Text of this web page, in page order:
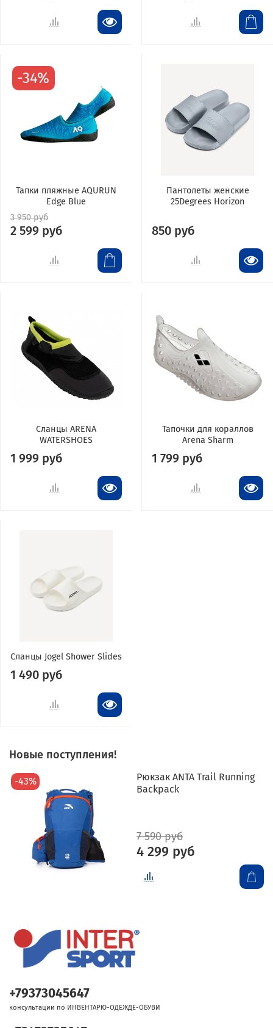
-34%
Тапки пляжные AQURUN
Edge Blue
3 950 руб
2 599 руб
Пантолеты женские
25Degrees Horizon
850 руб
Сланцы ARENA
WATERSHOES
1 999 руб
Тапочки для кораллов
Arena Sharm
1 799 руб
Сланцы Jogel Shower Slides
1 490 руб
Новые поступления!
-43%
Рюкзак ANTA Trail Running
Backpack
7 590 руб
4 299 руб
+79373045647
консультации по ИНВЕНТАРЮ-ОДЕЖДЕ-ОБУВИ